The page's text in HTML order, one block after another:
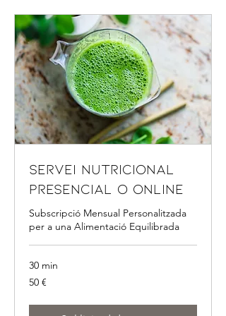
Servei Nutricional
Presencial o Online
Subscripció Mensual Personalitzada
per a una Alimentació Equilibrada
30 min
50
euros
50 €